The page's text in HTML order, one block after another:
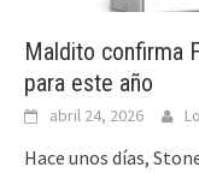
Maldito confirma
para este año
abril 24, 2026
Hace unos días,